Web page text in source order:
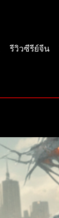
รีวิวซีรีย์จีน